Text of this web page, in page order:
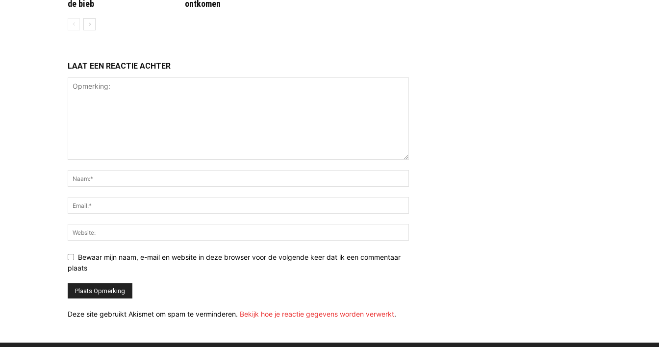
de bieb
ontkomen
LAAT EEN REACTIE ACHTER
Bewaar mijn naam, e-mail en website in deze browser voor de volgende keer dat ik een commentaar
plaats
Deze site gebruikt Akismet om spam te verminderen. Bekijk hoe je reactie gegevens worden verwerkt.